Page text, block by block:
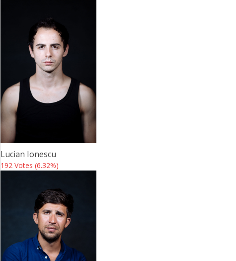
Lucian Ionescu
192 Votes (6.32%)